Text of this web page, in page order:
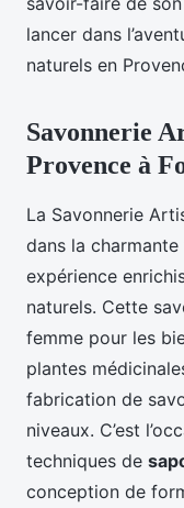
lancer dans
naturels en
Savonnerie
Provence à
La Savonnerie
dans la
expérience
naturels. Cette
femme pour les
plantes
fabrication de
niveaux. C’est
techniques de
conception de